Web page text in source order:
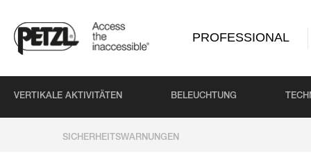
PROFESSIONAL
VERTIKALE AKTIVITÄTEN BELEUCHTUNG
SICHERHEITSWARNUNGEN